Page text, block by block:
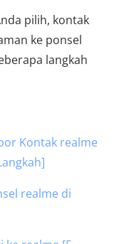
pilih, kontak
ke ponsel
langkah
Kontak realme
realme di